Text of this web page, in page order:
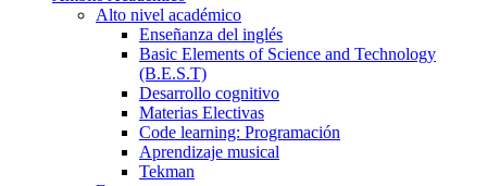
Alto nivel académico
Enseñanza del inglés
Basic Elements of Science and Technology
(B.E.S.T)
Desarrollo cognitivo
Materias Electivas
Code learning: Programación
Aprendizaje musical
Tekman